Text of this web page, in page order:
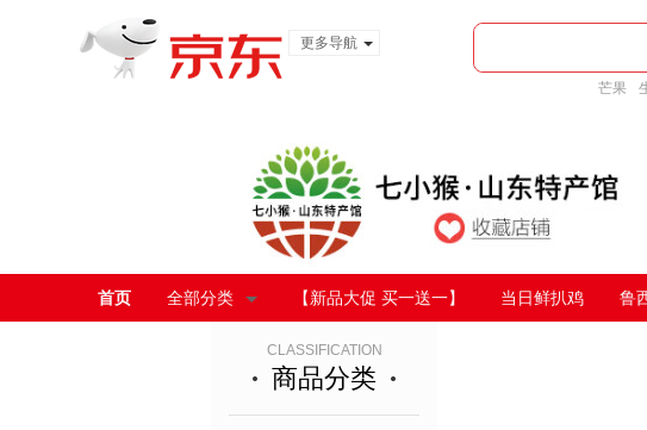
更多导航
芒果
首页 全部分类 【新品大促 买一送一】 当日鲜扒鸡 鲁
CLASSIFICATION
商品分类